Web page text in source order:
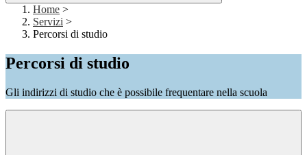
Home >
Servizi >
Percorsi di studio
Percorsi di studio
Gli indirizzi di studio che è possibile frequentare nella scuola